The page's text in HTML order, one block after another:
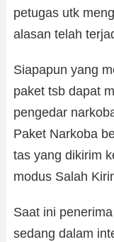
petugas utk
alasan telah
Siapapun yang
paket tsb dapat
pengedar
Paket Narkoba
tas yang dikirim
modus Salah
Saat ini
sedang dalam